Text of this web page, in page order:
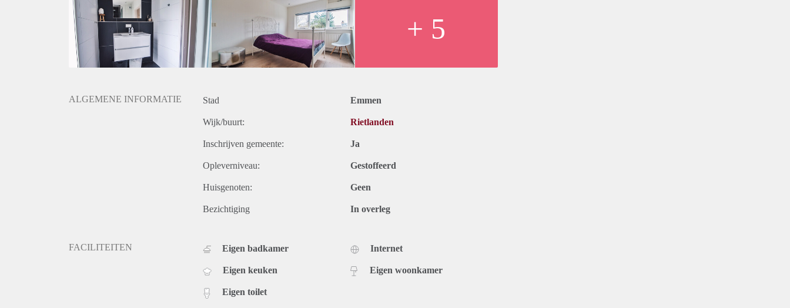
+ 5
ALGEMENE INFORMATIE Stad Emmen
Wijk/buurt: Rietlanden
Inschrijven gemeente: Ja
Opleverniveau: Gestoffeerd
Huisgenoten: Geen
Bezichtiging In overleg
FACILITEITEN Eigen badkamer
Eigen keuken
Eigen toilet
Internet
Eigen woonkamer